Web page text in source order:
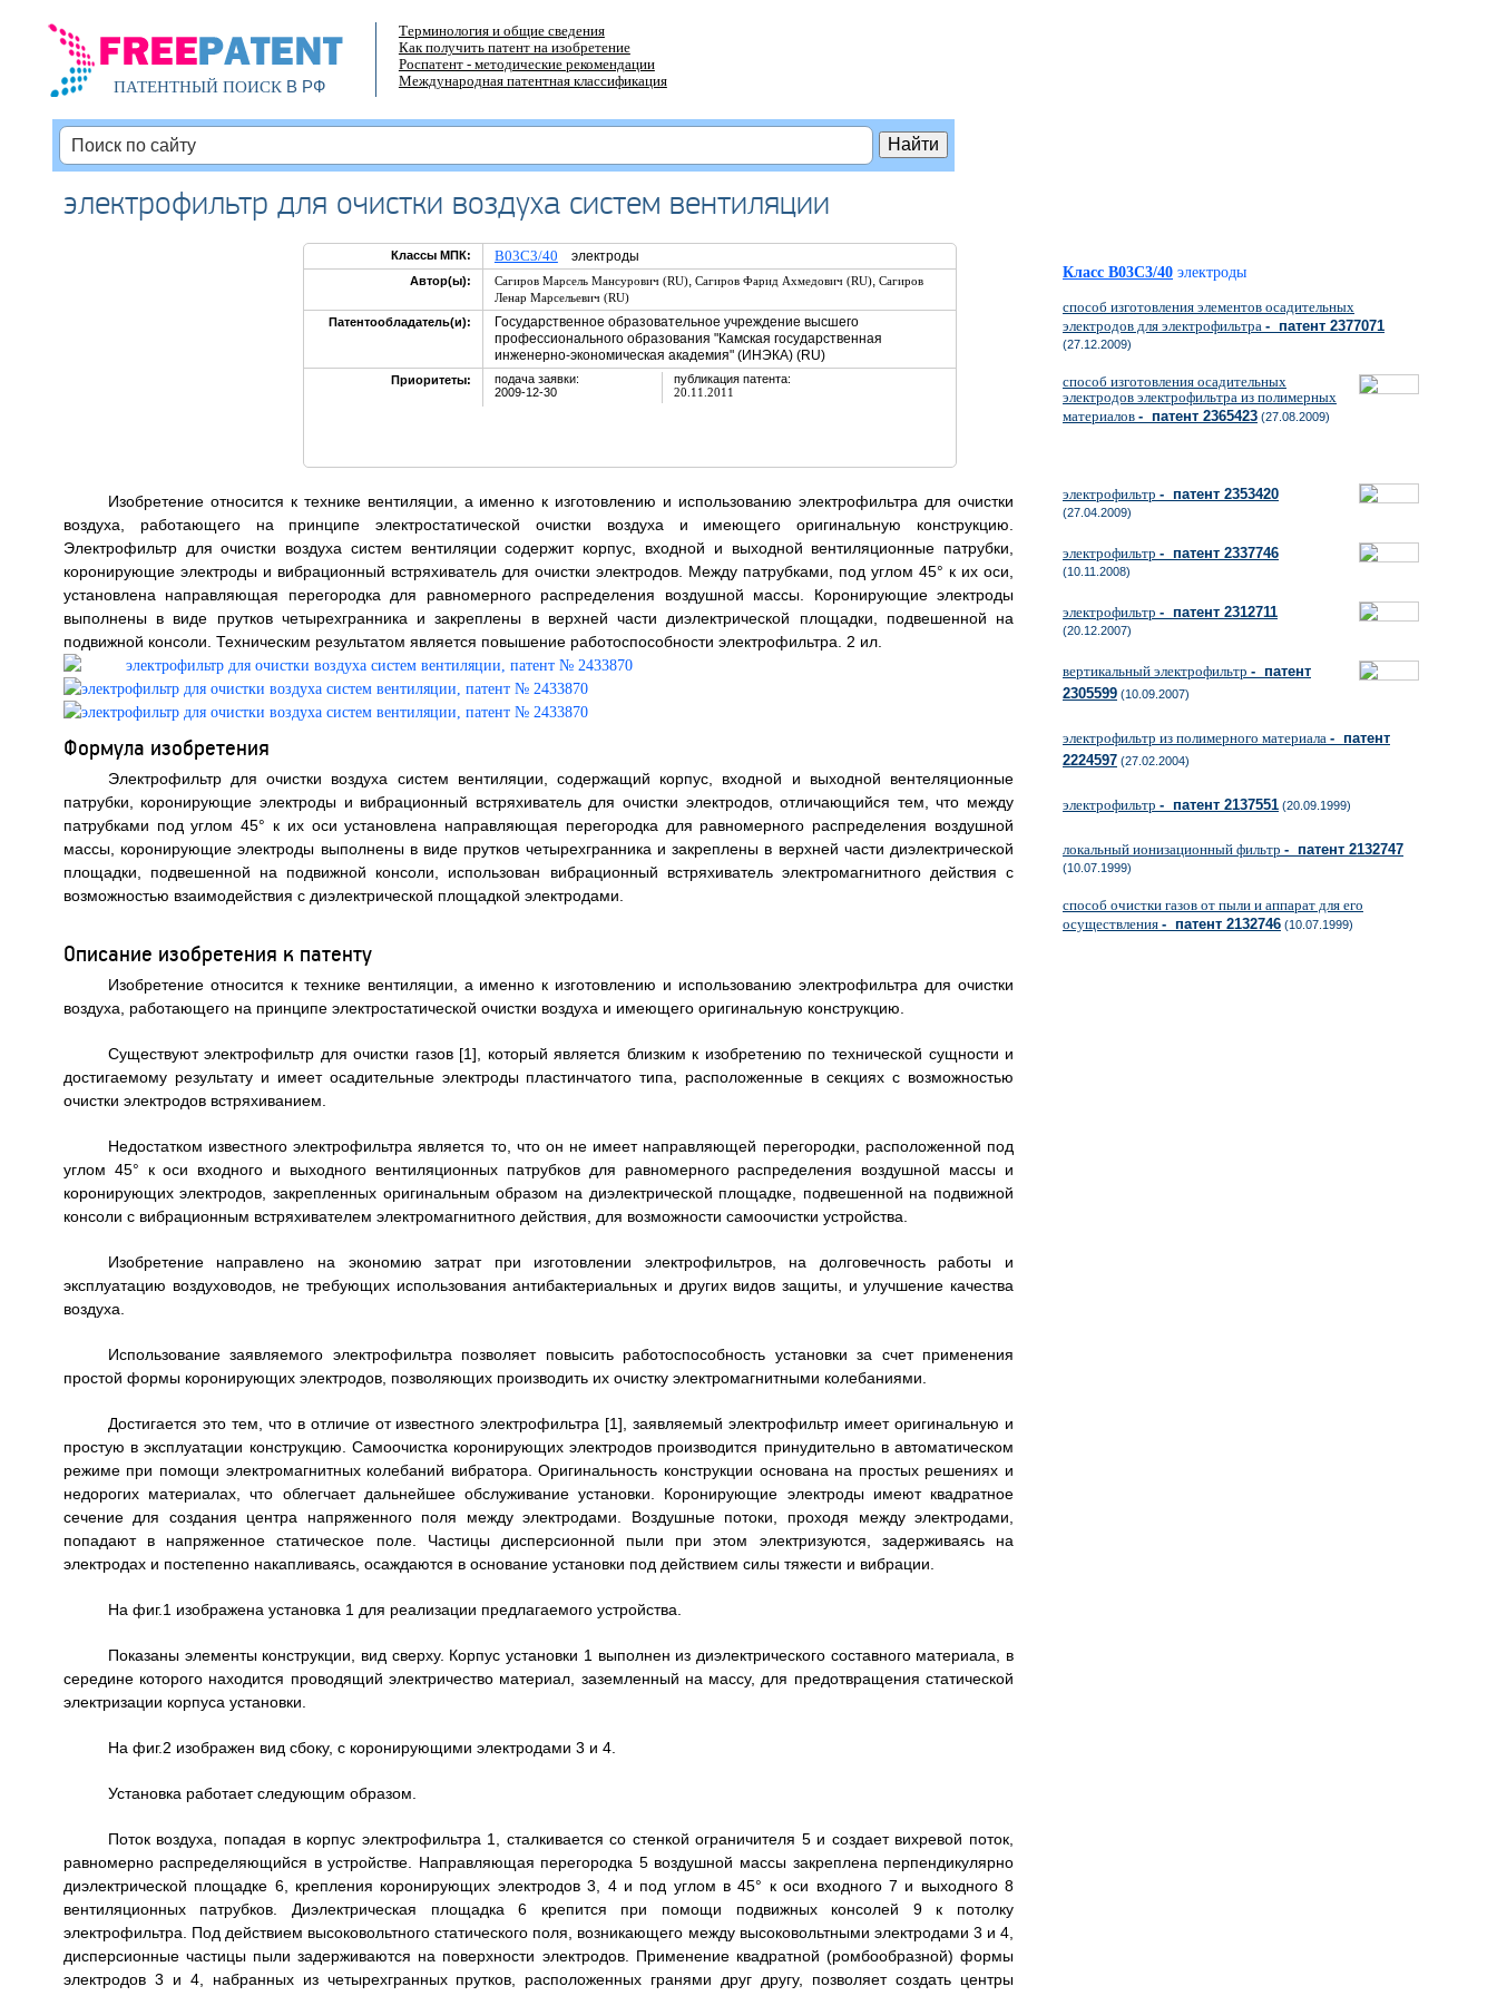
ПАТЕНТНЫЙ ПОИСКВ РФ
Терминология и общие сведения
Как получить патент на изобретение
Роспатент - методические рекомендации
Международная патентная классификация
электрофильтр для очистки воздуха систем вентиляции
Классы МПК: B03C3/40 электроды
Автор(ы): Сагиров Марсель Мансурович (RU), Сагиров Фарид Ахмедович (RU), Сагиров
Ленар Марсельевич (RU)
Патентообладатель(и):
Государственное образовательное учреждение высшего
профессионального образования "Камская государственная
инженерно-экономическая академия" (ИНЭКА) (RU)
Приоритеты:
подача заявки:
2009-12-30
публикация патента:
20.11.2011
Изобретение относится к технике вентиляции, а именно к изготовлению и использованию электрофильтра для очистки
воздуха, работающего на принципе электростатической очистки воздуха и имеющего оригинальную конструкцию.
Электрофильтр для очистки воздуха систем вентиляции содержит корпус, входной и выходной вентиляционные патрубки,
коронирующие электроды и вибрационный встряхиватель для очистки электродов. Между патрубками, под углом 45° к их оси,
установлена направляющая перегородка для равномерного распределения воздушной массы. Коронирующие электроды
выполнены в виде прутков четырехгранника и закреплены в верхней части диэлектрической площадки, подвешенной на
подвижной консоли. Техническим результатом является повышение работоспособности электрофильтра. 2 ил.
Формула изобретения
Электрофильтр для очистки воздуха систем вентиляции, содержащий корпус, входной и выходной вентеляционные
патрубки, коронирующие электроды и вибрационный встряхиватель для очистки электродов, отличающийся тем, что между
патрубками под углом 45° к их оси установлена направляющая перегородка для равномерного распределения воздушной
массы, коронирующие электроды выполнены в виде прутков четырехгранника и закреплены в верхней части диэлектрической
площадки, подвешенной на подвижной консоли, использован вибрационный встряхиватель электромагнитного действия с
возможностью взаимодействия с диэлектрической площадкой электродами.
Описание изобретения к патенту
Изобретение относится к технике вентиляции, а именно к изготовлению и использованию электрофильтра для очистки
воздуха, работающего на принципе электростатической очистки воздуха и имеющего оригинальную конструкцию.
Существуют электрофильтр для очистки газов [1], который является близким к изобретению по технической сущности и
достигаемому результату и имеет осадительные электроды пластинчатого типа, расположенные в секциях с возможностью
очистки электродов встряхиванием.
Недостатком известного электрофильтра является то, что он не имеет направляющей перегородки, расположенной под
углом 45° к оси входного и выходного вентиляционных патрубков для равномерного распределения воздушной массы и
коронирующих электродов, закрепленных оригинальным образом на диэлектрической площадке, подвешенной на подвижной
консоли с вибрационным встряхивателем электромагнитного действия, для возможности самоочистки устройства.
Изобретение направлено на экономию затрат при изготовлении электрофильтров, на долговечность работы и
эксплуатацию воздуховодов, не требующих использования антибактериальных и других видов защиты, и улучшение качества
воздуха.
Использование заявляемого электрофильтра позволяет повысить работоспособность установки за счет применения
простой формы коронирующих электродов, позволяющих производить их очистку электромагнитными колебаниями.
Достигается это тем, что в отличие от известного электрофильтра [1], заявляемый электрофильтр имеет оригинальную и
простую в эксплуатации конструкцию. Самоочистка коронирующих электродов производится принудительно в автоматическом
режиме при помощи электромагнитных колебаний вибратора. Оригинальность конструкции основана на простых решениях и
недорогих материалах, что облегчает дальнейшее обслуживание установки. Коронирующие электроды имеют квадратное
сечение для создания центра напряженного поля между электродами. Воздушные потоки, проходя между электродами,
попадают в напряженное статическое поле. Частицы дисперсионной пыли при этом электризуются, задерживаясь на
электродах и постепенно накапливаясь, осаждаются в основание установки под действием силы тяжести и вибрации.
На фиг.1 изображена установка 1 для реализации предлагаемого устройства.
Показаны элементы конструкции, вид сверху. Корпус установки 1 выполнен из диэлектрического составного материала, в
середине которого находится проводящий электричество материал, заземленный на массу, для предотвращения статической
электризации корпуса установки.
На фиг.2 изображен вид сбоку, с коронирующими электродами 3 и 4.
Установка работает следующим образом.
Поток воздуха, попадая в корпус электрофильтра 1, сталкивается со стенкой ограничителя 5 и создает вихревой поток,
равномерно распределяющийся в устройстве. Направляющая перегородка 5 воздушной массы закреплена перпендикулярно
диэлектрической площадке 6, крепления коронирующих электродов 3, 4 и под углом в 45° к оси входного 7 и выходного 8
вентиляционных патрубков. Диэлектрическая площадка 6 крепится при помощи подвижных консолей 9 к потолку
электрофильтра. Под действием высоковольтного статического поля, возникающего между высоковольтными электродами 3 и 4,
дисперсионные частицы пыли задерживаются на поверхности электродов. Применение квадратной (ромбообразной) формы
электродов 3 и 4, набранных из четырехгранных прутков, расположенных гранями друг другу, позволяет создать центры
Класс B03C3/40 электроды
способ изготовления элементов осадительных
электродов для электрофильтра - патент 2377071
(27.12.2009)
способ изготовления осадительных
электродов электрофильтра из полимерных
материалов - патент 2365423 (27.08.2009)
электрофильтр - патент 2353420
(27.04.2009)
электрофильтр - патент 2337746
(10.11.2008)
электрофильтр - патент 2312711
(20.12.2007)
вертикальный электрофильтр - патент
2305599 (10.09.2007)
электрофильтр из полимерного материала - патент
2224597 (27.02.2004)
электрофильтр - патент 2137551 (20.09.1999)
локальный ионизационный фильтр - патент 2132747
(10.07.1999)
способ очистки газов от пыли и аппарат для его
осуществления - патент 2132746 (10.07.1999)